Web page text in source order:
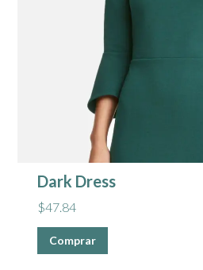
Dark Dress
$47.84
Comprar